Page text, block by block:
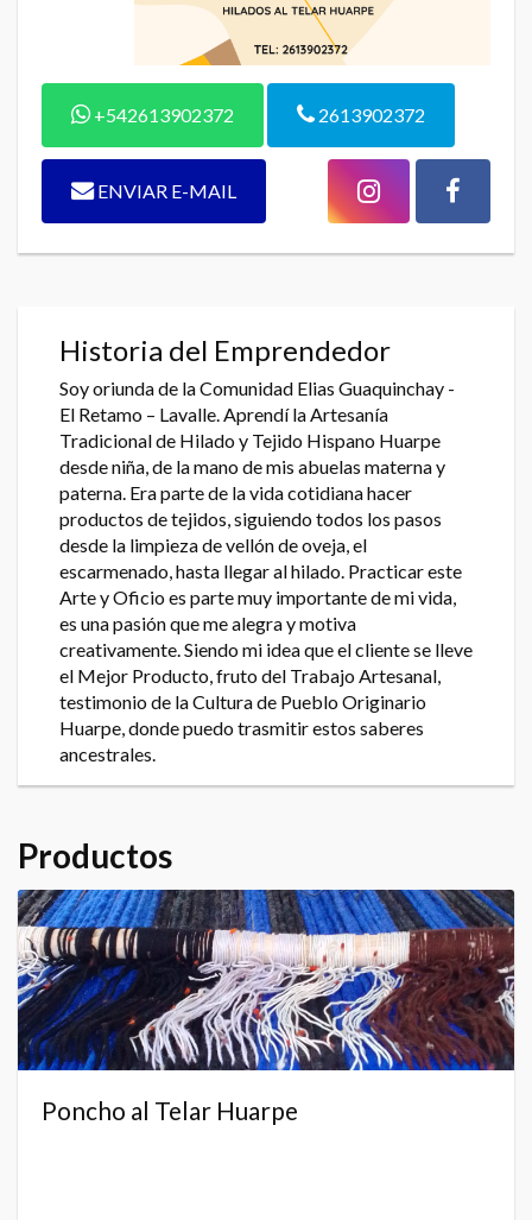
+542613902372 2613902372
ENVIAR E-MAIL
Historia del Emprendedor
Soy oriunda de la Comunidad Elias Guaquinchay -
El Retamo – Lavalle. Aprendí la Artesanía
Tradicional de Hilado y Tejido Hispano Huarpe
desde niña, de la mano de mis abuelas materna y
paterna. Era parte de la vida cotidiana hacer
productos de tejidos, siguiendo todos los pasos
desde la limpieza de vellón de oveja, el
escarmenado, hasta llegar al hilado. Practicar este
Arte y Oficio es parte muy importante de mi vida,
es una pasión que me alegra y motiva
creativamente. Siendo mi idea que el cliente se lleve
el Mejor Producto, fruto del Trabajo Artesanal,
testimonio de la Cultura de Pueblo Originario
Huarpe, donde puedo trasmitir estos saberes
ancestrales.
Productos
Poncho al Telar Huarpe